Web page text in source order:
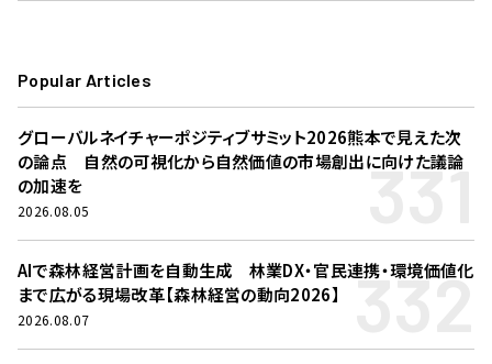
Popular Articles
グローバルネイチャーポジティブサミット2026熊本で見えた次
の論点 自然の可視化から自然価値の市場創出に向けた議論
の加速を
331
2026.08.05
AIで森林経営計画を自動生成 林業DX・官民連携・環境価値化
まで広がる現場改革【森林経営の動向2026】
332
2026.08.07